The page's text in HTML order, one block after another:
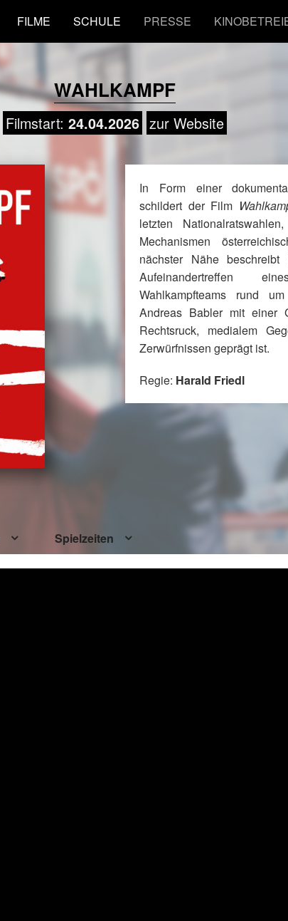
FILME SCHULE PRESSE
WAHLKAMPF
Filmstart: 24.04.2026 zur Website
In Form einer
schildert der Film
letzten
Mechanismen
nächster Nähe
Aufeinandertreffen
Wahlkampfteams rund
Andreas Babler mit einer
Rechtsruck, medialem
Zerwürfnissen geprägt ist.
Regie: Harald Friedl
Spielzeiten